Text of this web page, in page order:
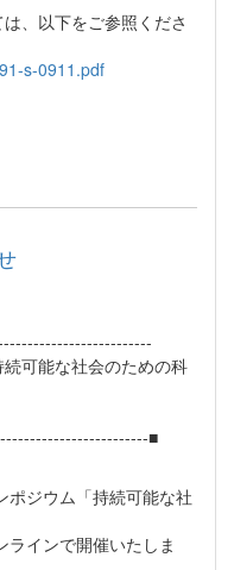
、以下をご参照くださ
s-0911.pdf
続可能な社会のための科
■
ジウム「持続可能な社
インで開催いたしま